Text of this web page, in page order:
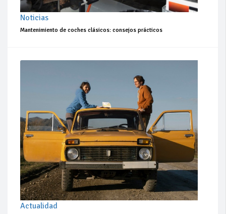
Noticias
Mantenimiento de coches clásicos: consejos prácticos
Actualidad